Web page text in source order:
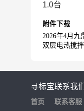
1.0台
附件下载
2026年4月九
双层电热搅
寻标宝
首页
联系我们
联系客服